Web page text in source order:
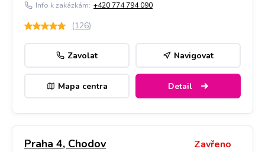
Info k zakázkám: +420 774 794 090
(126)
Zavolat Navigovat
Mapa centra Detail
Praha 4, Chodov Zavřeno